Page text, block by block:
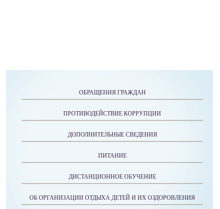
ОБРАЩЕНИЯ ГРАЖДАН
ПРОТИВОДЕЙСТВИЕ КОРРУПЦИИ
ДОПОЛНИТЕЛЬНЫЕ СВЕДЕНИЯ
ПИТАНИЕ
ДИСТАНЦИОННОЕ ОБУЧЕНИЕ
ОБ ОРГАНИЗАЦИИ ОТДЫХА ДЕТЕЙ И ИХ ОЗДОРОВЛЕНИЯ